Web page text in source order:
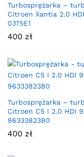
Turbosprężarka –
Citroen Xantia 2.0
0375E1
400 zł
Turbosprężarka –
Citroen C5 I 2.0 HDI
9633382380
400 zł